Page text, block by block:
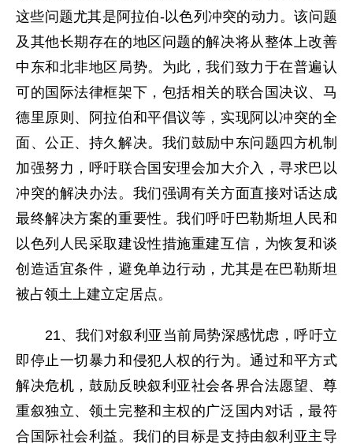
这些问题尤其是阿拉伯-以色列冲突的动力。该问题
及其他长期存在的地区问题的解决将从整体上改善
中东和北非地区局势。为此，我们致力于在普遍认
可的国际法律框架下，包括相关的联合国决议、马
德里原则、阿拉伯和平倡议等，实现阿以冲突的全
面、公正、持久解决。我们鼓励中东问题四方机制
加强努力，呼吁联合国安理会加大介入，寻求巴以
冲突的解决办法。我们强调有关方面直接对话达成
最终解决方案的重要性。我们呼吁巴勒斯坦人民和
以色列人民采取建设性措施重建互信，为恢复和谈
创造适宜条件，避免单边行动，尤其是在巴勒斯坦
被占领土上建立定居点。
21、我们对叙利亚当前局势深感忧虑，呼吁立
即停止一切暴力和侵犯人权的行为。通过和平方式
解决危机，鼓励反映叙利亚社会各界合法愿望、尊
重叙独立、领土完整和主权的广泛国内对话，最符
合国际社会利益。我们的目标是支持由叙利亚主导